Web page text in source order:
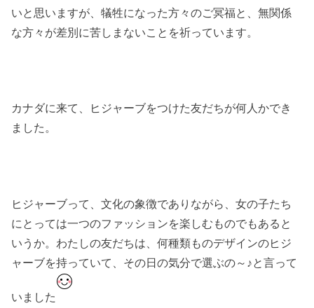
いと思いますが、犠牲になった方々のご冥福と、無関係
な方々が差別に苦しまないことを祈っています。
カナダに来て、ヒジャーブをつけた友だちが何人かでき
ました。
ヒジャーブって、文化の象徴でありながら、女の子たち
にとっては一つのファッションを楽しむものでもあると
いうか。わたしの友だちは、何種類ものデザインのヒジ
ャーブを持っていて、その日の気分で選ぶの～♪と言って
いました